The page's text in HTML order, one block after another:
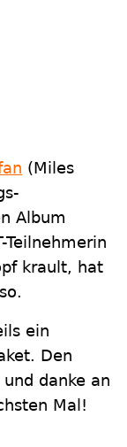
(Miles
Album
Teilnehmerin
krault, hat
ein
Den
danke an
Mal!